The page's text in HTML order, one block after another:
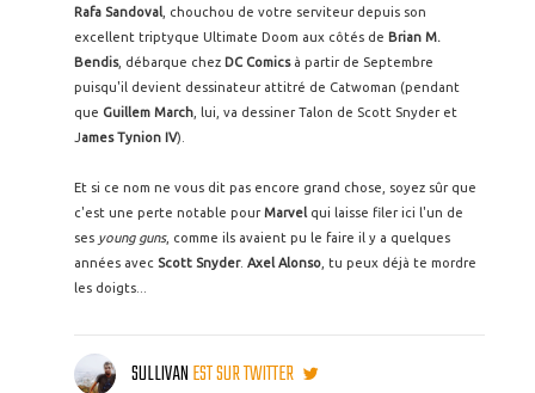
Rafa Sandoval , chouchou de votre serviteur depuis son
excellent triptyque Ultimate Doom aux côtés de Brian M.
Bendis, débarque chez DC Comicsà partir de Septembre
puisqu'il devient dessinateur attitré de Catwoman (pendant
que Guillem March , lui, va dessiner Talon de Scott Snyder et
James Tynion IV).
Et si ce nom ne vous dit pas encore grand chose, soyez sûr que
c'est une perte notable pourMarvel qui laisse filer ici l'un de
ses young guns, comme ils avaient pu le faire il y a quelques
années avec Scott Snyder. Axel Alonso , tu peux déjà te mordre
les doigts...
SULLIVANEST SUR TWITTER